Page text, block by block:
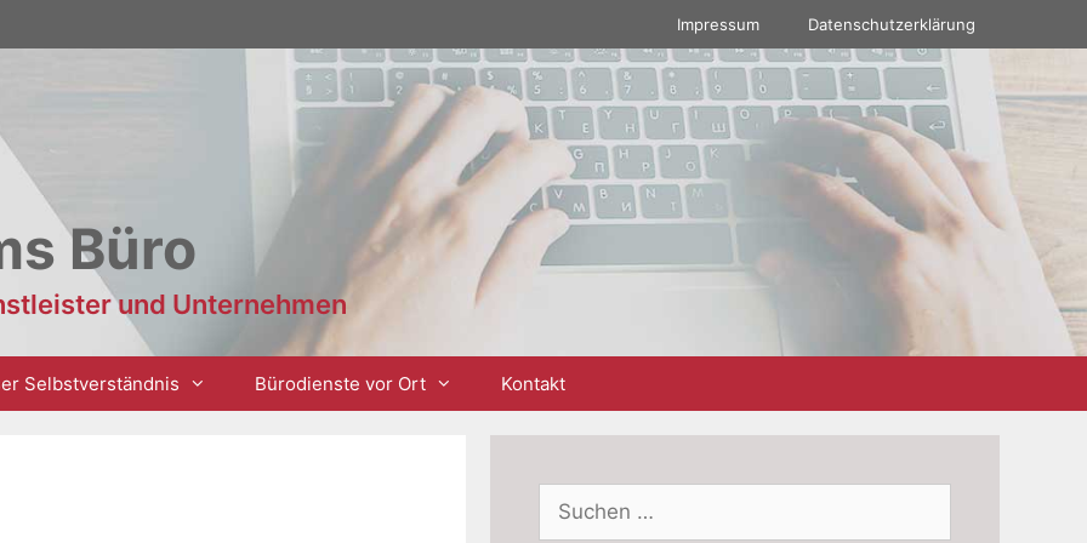
Impressum Datenschutzerklärung
Büro
und Unternehmen
Selbstverständnis Bürodienste vor Ort Kontakt
Suchen
nach: